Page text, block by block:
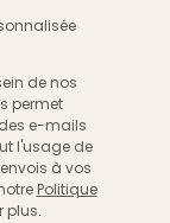
de nos
permet
e-mails
l'usage de
à vos
Politique
plus.